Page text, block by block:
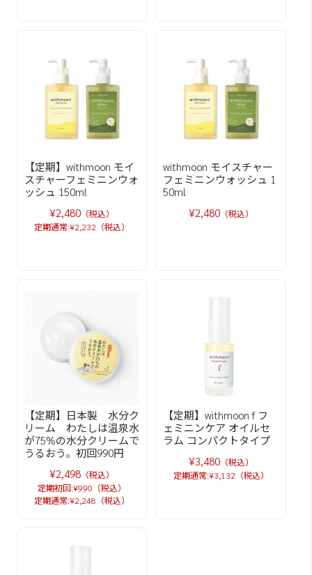
【定期】withmoon モイ
スチャーフェミニンウォ
ッシュ 150ml
¥2,480 （税込）
定期通常:¥2,232（税込）
withmoon モイスチャー
フェミニンウォッシュ 1
50ml
¥2,480（税込）
【定期】日本製 水分ク
リーム わたしは温泉水
が75%の水分クリームで
うるおう。初回990円
¥2,498 （税込）
定期初回:¥990（税込）
定期通常:¥2,248（税込）
【定期】withmoon f フ
ェミニンケア オイルセ
ラム コンパクトタイプ
¥3,480（税込）
定期通常:¥3,132（税込）